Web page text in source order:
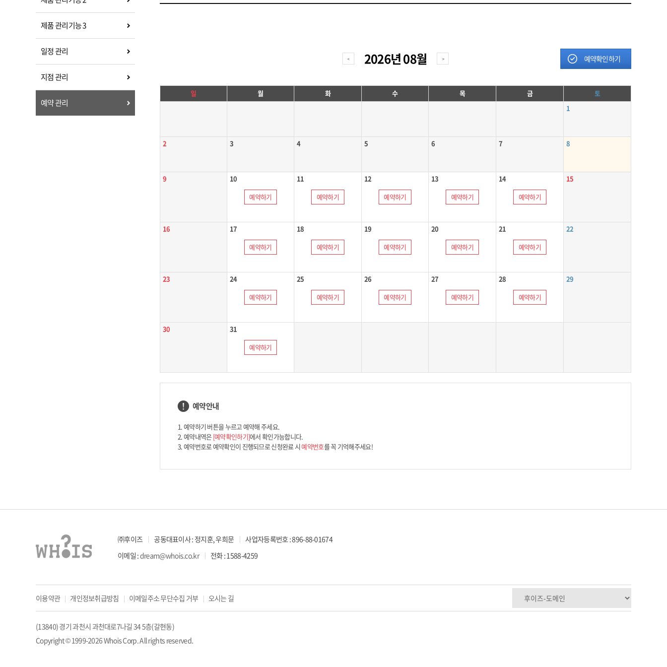
제품 관리기능 3
일정 관리
지점 관리
예약 관리
< 2026년08월 > 예약확인하기
일 월 화 수 목 금
토
1
2 3 4 5 6 7 8
9
10
예약하기
11
예약하기
12
예약하기
13
예약하기
14
예약하기
15
16
17
예약하기
18
예약하기
19
예약하기
20
예약하기
21
예약하기
22
23
24
예약하기
25
예약하기
26
예약하기
27
예약하기
28
예약하기
29
30
31
예약하기
예약안내
1. 예약하기 버튼을 누르고 예약해 주세요.
2. 예약내역은[예약확인하기]에서 확인가능합니다.
3. 예약번호로 예약확인이 진행되므로 신청완료 시예약번호를 꼭 기억해주세요!
㈜후이즈 공동대표이사 : 정지훈, 우희문
사업자등록번호 : 896-88-01674
이메일 :dream@whois.co.kr 전화 : 1588-4259
이용약관 개인정보취급방침 이메일주소 무단수집 거부 오시는 길
(13840) 경기 과천시 과천대로7나길 34 5층(갈현동)
Copyright © 1999-2026 Whois Corp. All rights reserved.